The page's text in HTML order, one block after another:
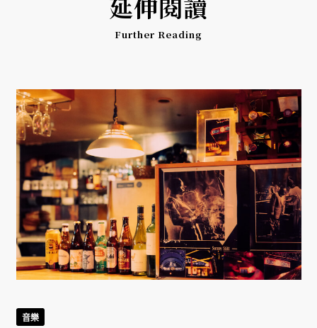
Further Reading
音樂